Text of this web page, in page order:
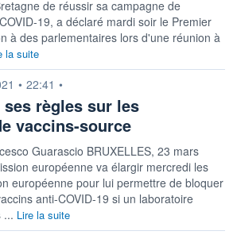
de réussir sa campagne de
19, a déclaré mardi soir le Premier
à des parlementaires lors d'une réunion à
la suite
• 22:41 •
règles sur les
vaccins-source
Guarascio BRUXELLES, 23 mars
européenne va élargir mercredi les
européenne pour lui permettre de bloquer
anti-COVID-19 si un laboratoire
... Lire la suite